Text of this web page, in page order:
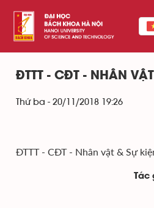
ĐTTT - CĐT - NHÂN VẬT
Thứ ba - 20/11/2018 19:26
ĐTTT - CĐT - Nhân vật & Sự